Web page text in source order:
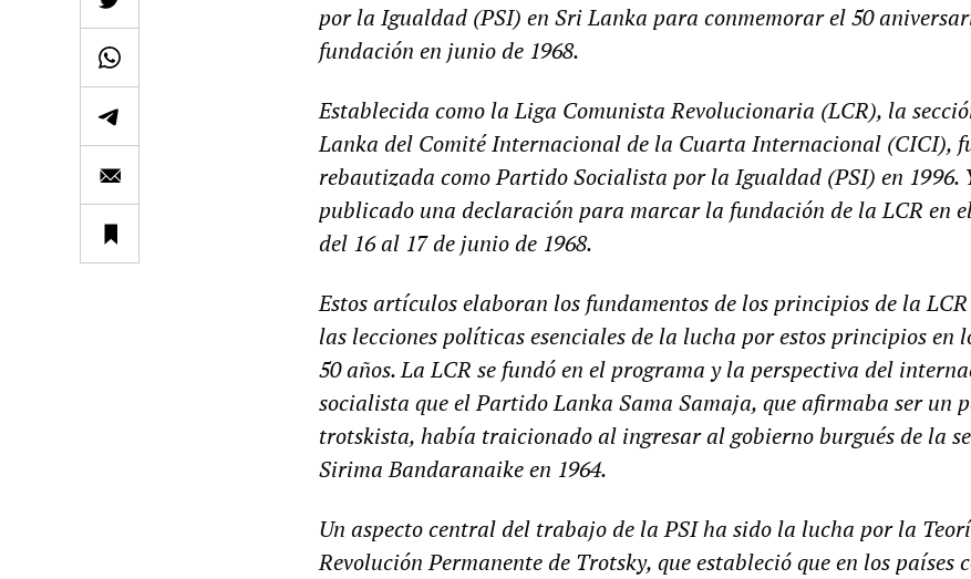
por la Igualdad (PSI) en Sri Lanka para conmemorar el 50
fundación en junio de 1968.
Establecida como la Liga Comunista Revolucionaria (LCR), la
Lanka del Comité Internacional de la Cuarta Internacional (CICI),
rebautizada como Partido Socialista por la Igualdad (PSI) en 1996.
publicado una declaración para marcar la fundación de la LCR en
del 16 al 17 de junio de 1968.
Estos artículos elaboran los fundamentos de los principios de la LCR
las lecciones políticas esenciales de la lucha por estos principios en
50 años. La LCR se fundó en el programa y la perspectiva del
socialista que el Partido Lanka Sama Samaja, que afirmaba ser un
trotskista, había traicionado al ingresar al gobierno burgués de la
Sirima Bandaranaike en 1964.
Un aspecto central del trabajo de la PSIha sido la lucha por la
Revolución Permanente de Trotsky, que estableció que en los países